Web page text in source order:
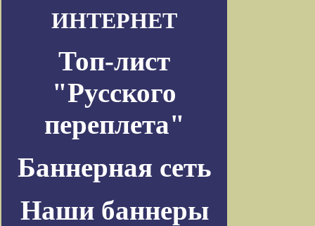
ИНТЕРНЕТ
Топ-лист
"Русского
переплета"
Баннерная сеть
Наши баннеры